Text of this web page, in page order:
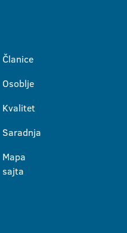
Članice
Osoblje
Kvalitet
Saradnja
Mapa
sajta